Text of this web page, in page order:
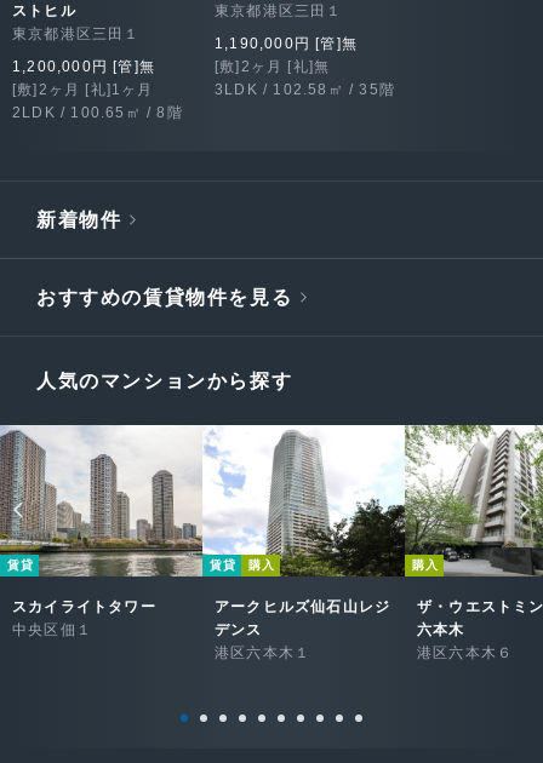
ストヒル
東京都港区三田１
1,200,000円 [管]無
[敷]2ヶ月 [礼]1ヶ月
2LDK / 100.65㎡ / 8階
東京都港区三田１
1,190,000円 [管]無
[敷]2ヶ月 [礼]無
3LDK / 102.58㎡ / 35階
新着物件
おすすめの賃貸物件を見る
人気のマンションから探す
賃貸
スカイライトタワー
中央区佃１
賃貸 購入
アークヒルズ仙石山レジ
デンス
港区六本木１
購入
ザ・ウエストミ
六本木
港区六本木６